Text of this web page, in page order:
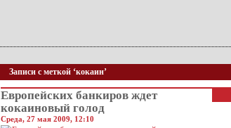
Записи с меткой ‘кокаин’
Европейских банкиров ждет
кокаиновый голод
Среда, 27 мая 2009, 12:10